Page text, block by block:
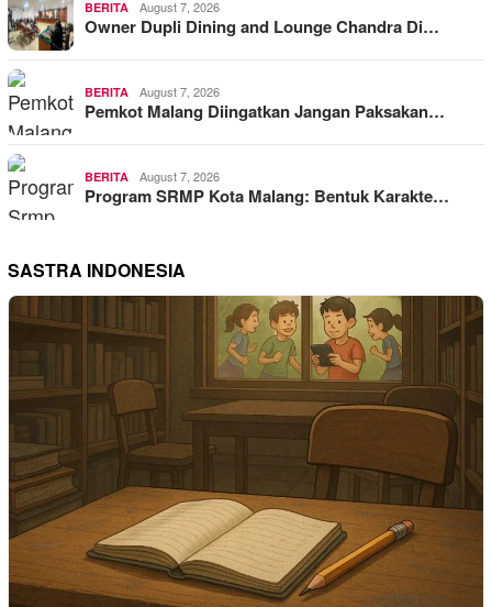
BERITA August 7, 2026
Owner Dupli Dining and Lounge Chandra Di…
BERITA August 7, 2026
Pemkot Malang Diingatkan Jangan Paksakan…
BERITA August 7, 2026
Program SRMP Kota Malang: Bentuk Karakte…
SASTRA INDONESIA